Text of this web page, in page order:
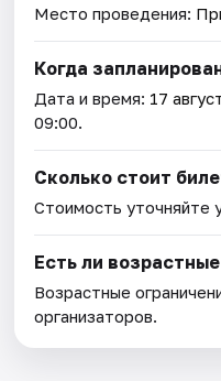
Место проведения:
Когда
Дата и время: 17
09:00.
Сколько стоит
Стоимость уточняйте
Есть ли
Возрастные
организаторов.